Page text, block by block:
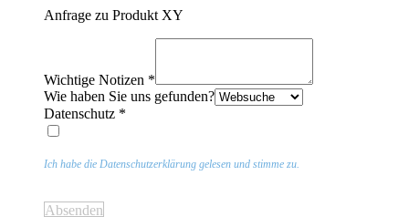
Anfrage zu Produkt XY
Wichtige Notizen *
Wie haben Sie uns gefunden?
Datenschutz *
Ich habe die Datenschutzerklärung gelesen und stimme zu.
Absenden